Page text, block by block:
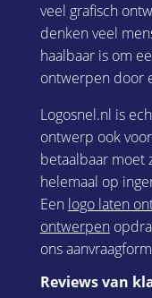
veel grafisch
denken veel
haalbaar is om
ontwerpen door
Logosnel.nl is
ontwerp ook
betaalbaar moet
helemaal op
Een logo laten
ontwerpen
ons
Reviews van